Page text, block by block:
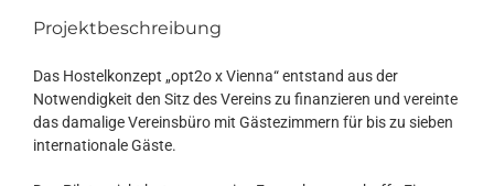
Projektbeschreibung
Das Hostelkonzept „opt2o x Vienna“ entstand aus der
Notwendigkeit den Sitz des Vereins zu finanzieren und vereinte
das damalige Vereinsbüro mit Gästezimmern für bis zu sieben
internationale Gäste.